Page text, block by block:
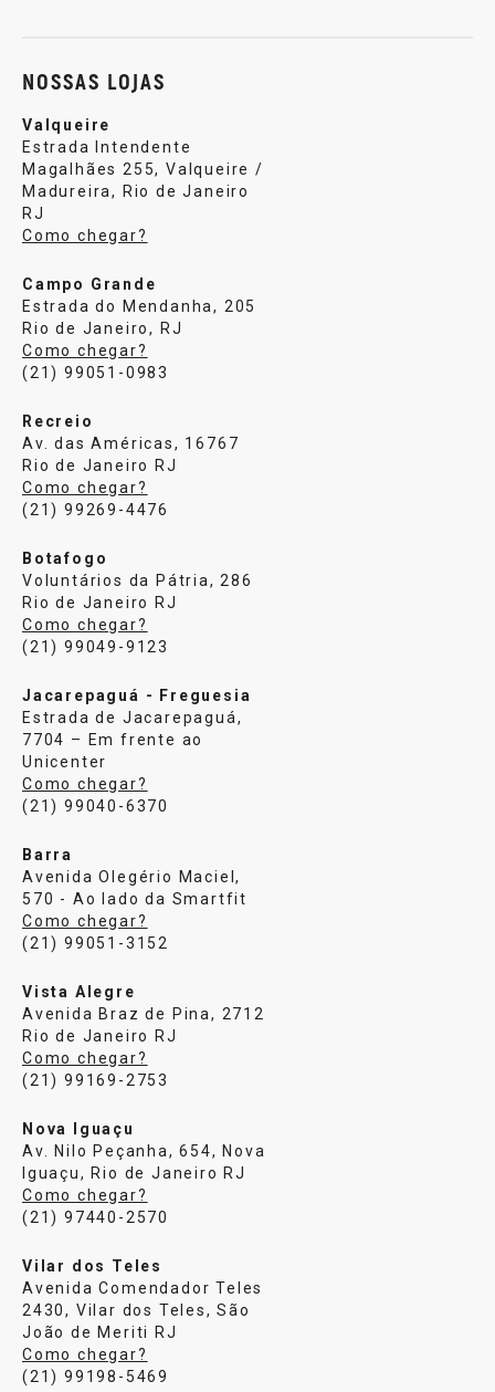
NOSSAS LOJAS
Valqueire
Estrada Intendente
Magalhães 255, Valqueire /
Madureira, Rio de Janeiro
RJ
Como chegar?
Campo Grande
Estrada do Mendanha, 205
Rio de Janeiro, RJ
Como chegar?
(21) 99051-0983
Recreio
Av. das Américas, 16767
Rio de Janeiro RJ
Como chegar?
(21) 99269-4476
Botafogo
Voluntários da Pátria, 286
Rio de Janeiro RJ
Como chegar?
(21) 99049-9123
Jacarepaguá - Freguesia
Estrada de Jacarepaguá,
7704 – Em frente ao
Unicenter
Como chegar?
(21) 99040-6370
Barra
Avenida Olegério Maciel,
570 - Ao lado da Smartfit
Como chegar?
(21) 99051-3152
Vista Alegre
Avenida Braz de Pina, 2712
Rio de Janeiro RJ
Como chegar?
(21) 99169-2753
Nova Iguaçu
Av. Nilo Peçanha, 654, Nova
Iguaçu, Rio de Janeiro RJ
Como chegar?
(21) 97440-2570
Vilar dos Teles
Avenida Comendador Teles
2430, Vilar dos Teles, São
João de Meriti RJ
Como chegar?
(21) 99198-5469